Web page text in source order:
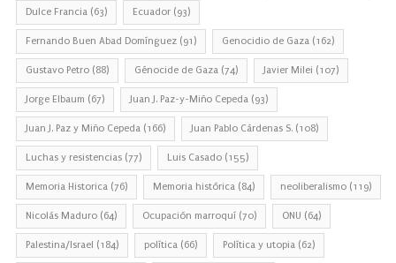
Dulce Francia (63) Ecuador (93)
Fernando Buen Abad Domínguez (91) Genocidio de Gaza (162)
Gustavo Petro (88) Génocide de Gaza (74) Javier Milei (107)
Jorge Elbaum (67) Juan J. Paz-y-Miño Cepeda (93)
Juan J. Paz y Miño Cepeda (166) Juan Pablo Cárdenas S. (108)
Luchas y resistencias (77) Luis Casado (155)
Memoria Historica (76) Memoria histórica (84) neoliberalismo (119)
Nicolás Maduro (64) Ocupación marroquí (70) ONU (64)
Palestina/Israel (184) política (66) Política y utopia (62)